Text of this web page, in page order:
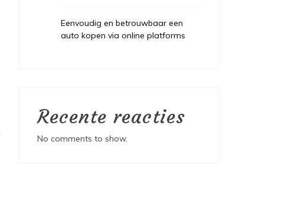
Eenvoudig en betrouwbaar een
auto kopen via online platforms
Recente reacties
No comments to show.